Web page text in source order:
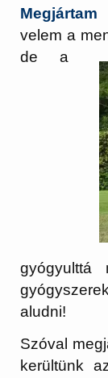
velem a
de a
gyógyulttá
aludni!
Szóval
kerültünk